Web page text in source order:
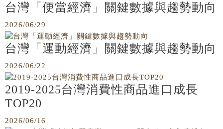
台灣「便當經濟」關鍵數據與趨勢動向
2026/06/29
台灣「運動經濟」關鍵數據與趨勢動向
2026/06/22
2019-2025台灣消費性商品進口成長
TOP20
2026/06/16